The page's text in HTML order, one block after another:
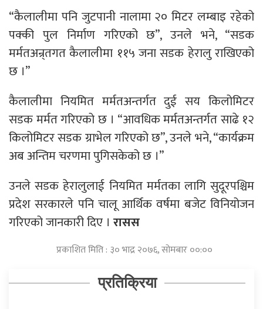
“कैलालीमा पनि जुटपानी नालामा २० मिटर लम्बाइ रहेको
पक्की पुल निर्माण गरिएको छ”, उनले भने, “सडक
मर्मतअन्र्तगत कैलालीमा ११५ जना सडक हेरालु राखिएको
छ ।”
कैलालीमा नियमित मर्मतअन्तर्गत दुई सय किलोमिटर
सडक मर्मत गरिएको छ । “आवधिक मर्मतअन्तर्गत साढे १२
किलोमिटर सडक ग्राभेल गरिएको छ”, उनले भने, “कार्यक्रम
अब अन्तिम चरणमा पुगिसकेको छ ।”
उनले सडक हेरालुलाई नियमित मर्मतका लागि सुदूरपश्चिम
प्रदेश सरकारले पनि चालू आर्थिक वर्षमा बजेट विनियोजन
गरिएको जानकारी दिए । रासस
प्रकाशित मिति : ३० भाद्र २०७६, सोमबार ००:००
प्रतिक्रिया